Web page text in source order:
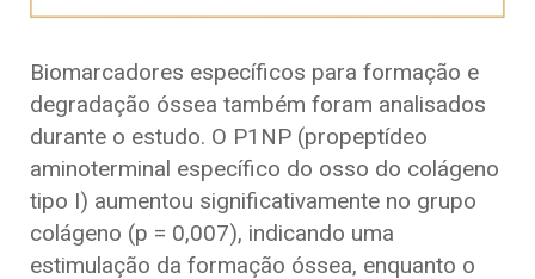
Biomarcadores específicos para formação e
degradação óssea também foram analisados
durante o estudo. O P1NP (propeptídeo
aminoterminal específico do osso do colágeno
tipo I) aumentou significativamente no grupo
colágeno (p = 0,007), indicando uma
estimulação da formação óssea, enquanto o